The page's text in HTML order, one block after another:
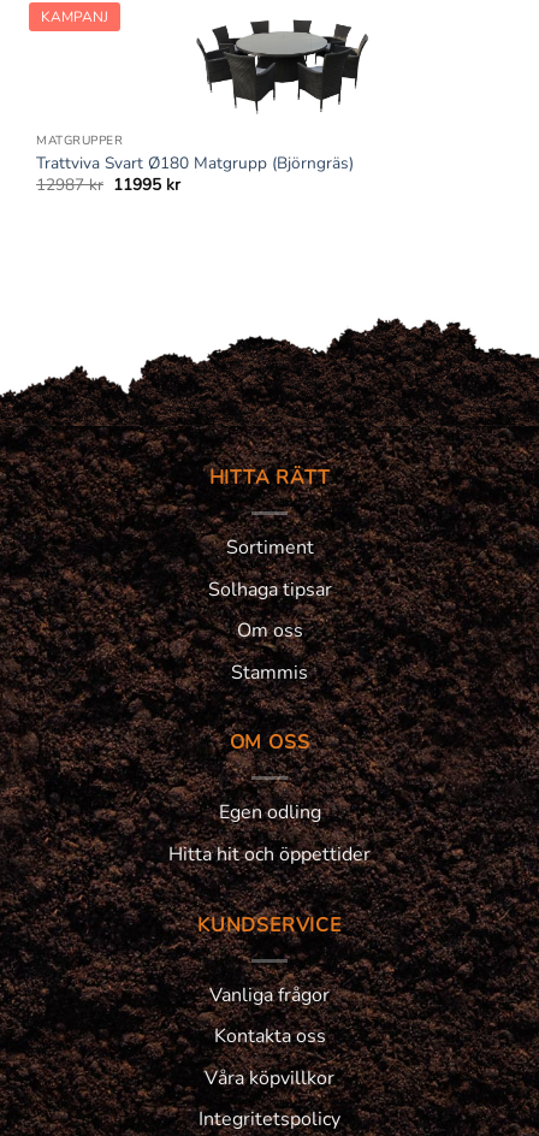
KAMPANJ
MATGRUPPER
Trattviva Svart Ø180 Matgrupp (Björngräs)
12987kr Det
11995 krDet
HITTA RÄTT
Sortiment
Solhaga tipsar
Om oss
Stammis
OM OSS
Egen odling
Hitta hit och öppettider
KUNDSERVICE
Vanliga frågor
Kontakta oss
Våra köpvillkor
Integritetspolicy